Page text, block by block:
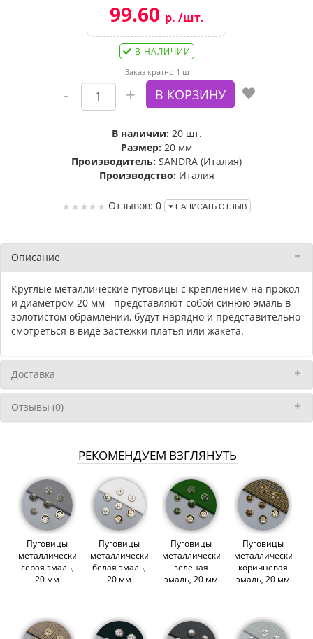
99.60 р. /шт.
В НАЛИЧИИ
Заказ кратно 1 шт.
В наличии: 20 шт.
Размер: 20 мм
Производитель: SANDRA (Италия)
Производство: Италия
Отзывов: 0 НАПИСАТЬ ОТЗЫВ
Описание
Круглые металлические пуговицы с креплением на прокол
и диаметром 20 мм - представляют собой синюю эмаль в
золотистом обрамлении, будут нарядно и представительно
смотреться в виде застежки платья или жакета.
Доставка
Отзывы (0)
РЕКОМЕНДУЕМ ВЗГЛЯНУТЬ
Пуговицы
металлические,
серая эмаль,
20 мм
Пуговицы
металлические,
белая эмаль,
20 мм
Пуговицы
металлические,
зеленая
эмаль, 20 мм
Пуговицы
металлические,
коричневая
эмаль, 20 мм